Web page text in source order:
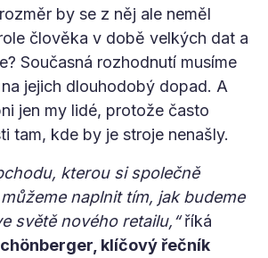
by se z něj ale neměl
člověka v době velkých dat a
Současná rozhodnutí musíme
jejich dlouhodobý dopad. A
jen my lidé, protože často
tam, kde by je stroje nenašly.
kterou si společně
naplnit tím, jak budeme
světě nového retailu,“říká
klíčový řečník